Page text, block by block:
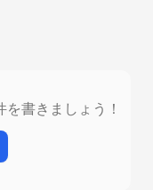
書きましょう！